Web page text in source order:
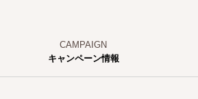
キャンペーン情報